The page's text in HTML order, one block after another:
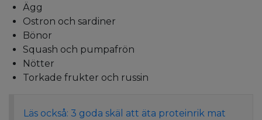
Ägg
Ostron och sardiner
Bönor
Squash och pumpafrön
Nötter
Torkade frukter och russin
Läs också: 3 goda skäl att äta proteinrik mat